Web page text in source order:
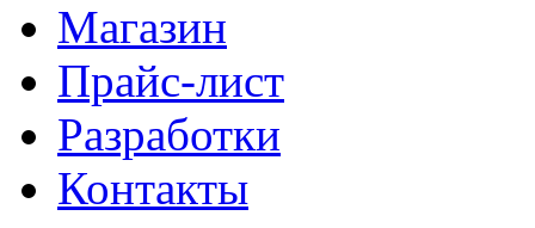
Магазин
Прайс-лист
Разработки
Контакты